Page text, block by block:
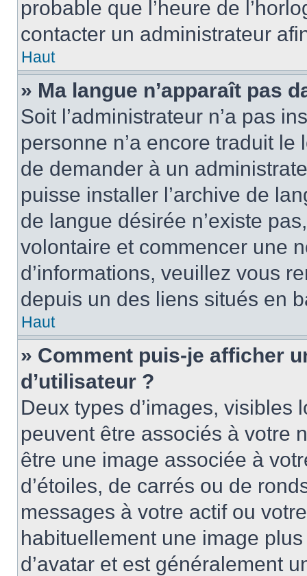
probable que l’heure de
contacter un administrateur
Haut
» Ma langue n’apparaît pas
Soit l’administrateur n’a pas
personne n’a encore traduit
de demander à un
puisse installer l’archive de
de langue désirée n’existe
volontaire et commencer une
d’informations, veuillez vous
depuis un des liens situés en
Haut
» Comment puis-je afficher
d’utilisateur ?
Deux types d’images,
peuvent être associés à votre
être une image associée à
d’étoiles, de carrés ou de
messages à votre actif ou
habituellement une image
d’avatar et est généralement